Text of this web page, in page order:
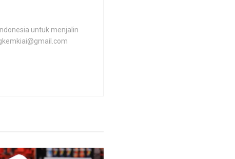
untuk menjalin